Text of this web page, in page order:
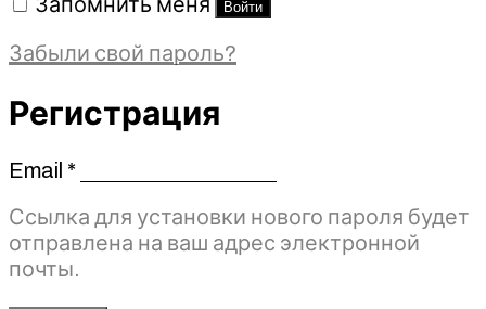
Войти
Забыли свой пароль?
Регистрация
Email *Обязательно
Ссылка для установки нового пароля будет
отправлена ​​на ваш адрес электронной
почты.